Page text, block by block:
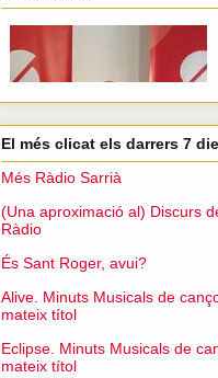
El més clicat els darrers 7
Més Ràdio Sarrià
(Una aproximació al) Discurs
Ràdio
És Sant Roger, avui?
Alive. Minuts Musicals de
mateix títol
Eclipse. Minuts Musicals de
mateix títol